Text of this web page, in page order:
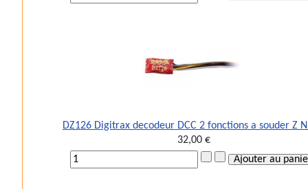
DZ126 Digitrax decodeur DCC 2 fonctions a souder Z
32,00 €